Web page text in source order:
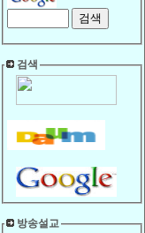
검색
방송설교